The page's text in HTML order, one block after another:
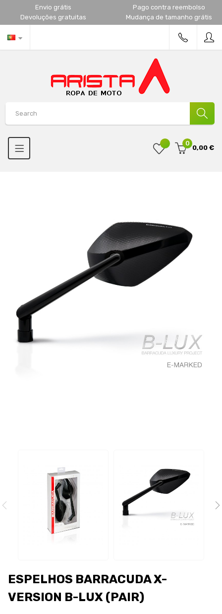
Envio grátis
Pago contra reembolso
Devoluções gratuitas
Mudança de tamanho grátis
0
0,00 €
ESPELHOS BARRACUDA X-
VERSION B-LUX (PAIR)